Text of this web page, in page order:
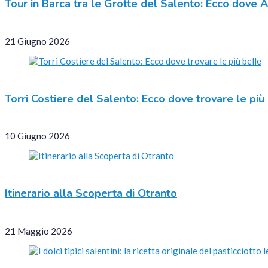
Tour in Barca tra le Grotte del Salento: Ecco dove
21 Giugno 2026
Torri Costiere del Salento: Ecco dove trovare le
10 Giugno 2026
Itinerario alla Scoperta di Otranto
21 Maggio 2026